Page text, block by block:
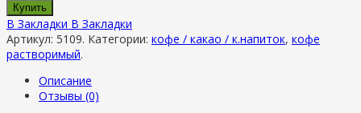
Купить
В Закладки В Закладки
Артикул: 5109. Категории: кофе / какао / к.напиток, кофе
растворимый.
Описание
Отзывы (0)